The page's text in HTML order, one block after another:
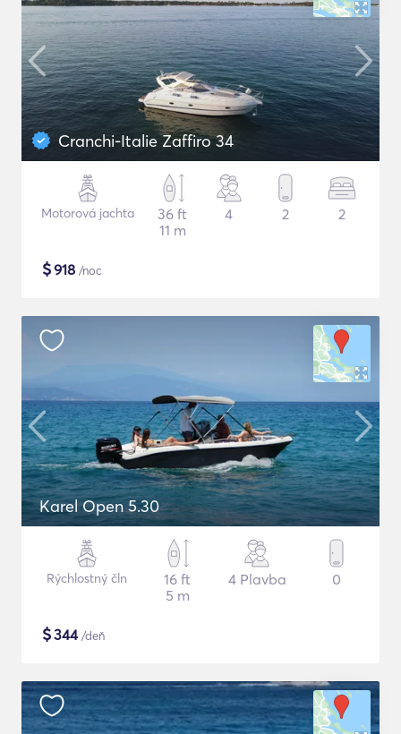
Cranchi-Italie Zaffiro 34
Motorová jachta
36 ft
11 m
4 2 2
$918 /noc
Karel Open 5.30
Rýchlostný čln
16 ft
5 m
4 Plavba 0
$344/deň